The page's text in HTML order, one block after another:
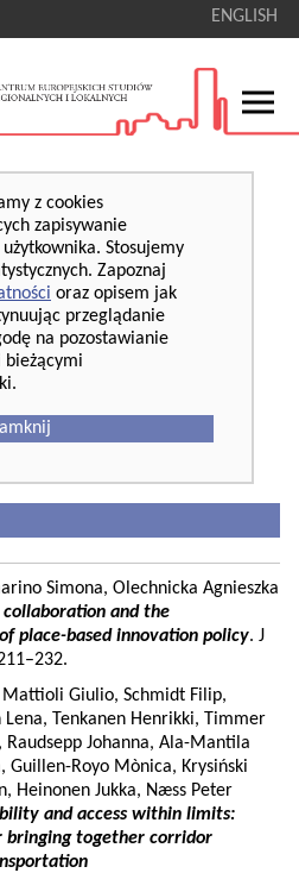
ENGLISH
z cookies
zapisywanie
Stosujemy
Zapoznaj
oraz opisem jak
przeglądanie
na pozostawianie
bieżącymi
Simona, Olechnicka Agnieszka
and the
place-based innovation policy. J
Mattioli Giulio, Schmidt Filip,
Tenkanen Henrikki, Timmer
Raudsepp Johanna, Ala-Mantila
Guillen-Royo Mònica, Krysiński
Heinonen Jukka, Næss Peter
and access within limits:
bringing together corridor